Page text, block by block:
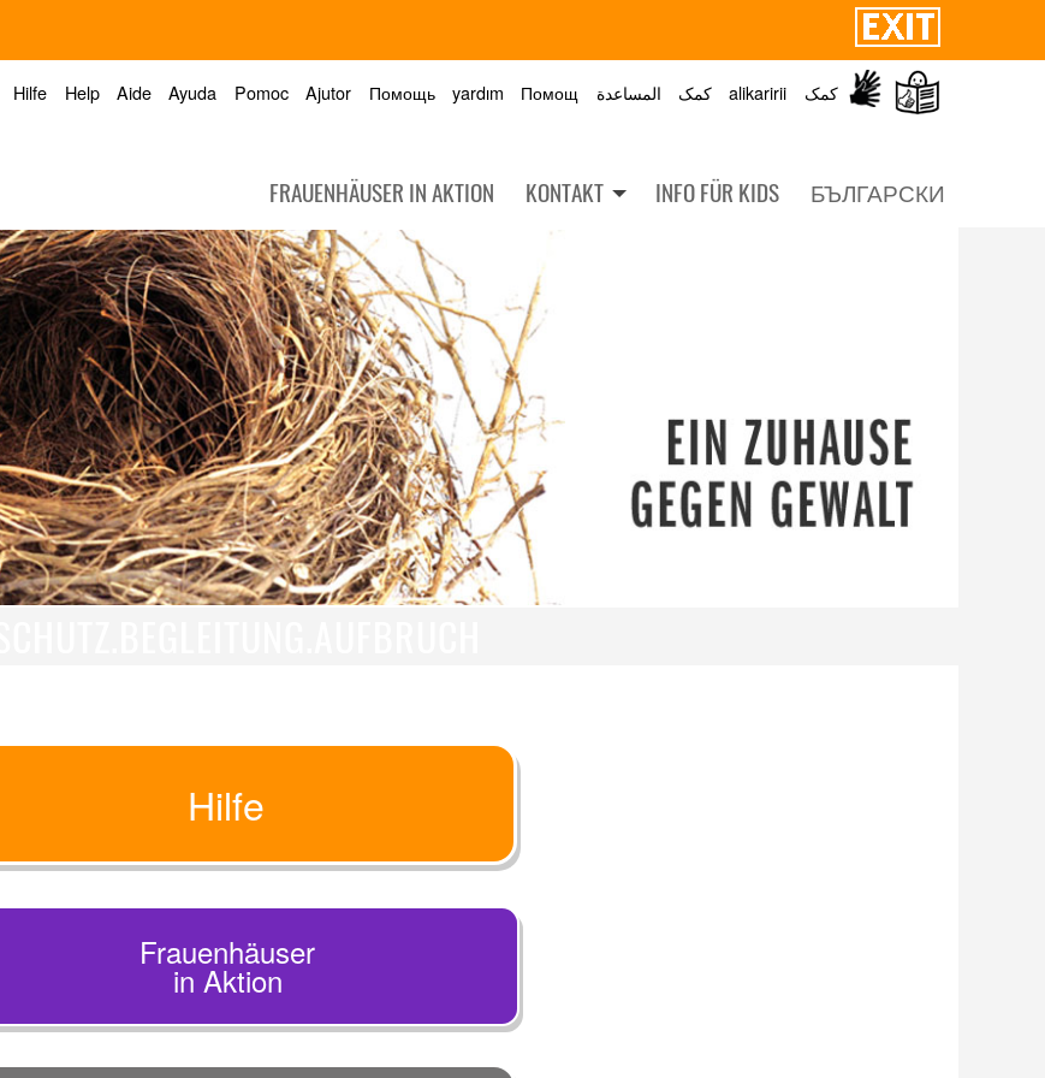
Hilfe Help Aide Ayuda Pomoc Ajutor Помощь yardım Помощ المساعدة کمک alikaririi کمک
БЪЛГАРСКИ
INFO FÜR KIDS
KONTAKT
FRAUENHÄUSER IN AKTION
Hilfe
Frauenhäuser
in Aktion